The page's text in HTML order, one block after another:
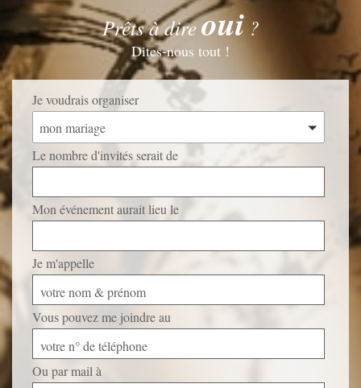
Prêts à direoui ?
Dites-nous tout !
Je voudrais organiser
mon mariage
Le nombre d'invités serait de
Mon événement aurait lieu le
Je m'appelle
votre nom & prénom
Vous pouvez me joindre au
votre n° de téléphone
Ou par mail à